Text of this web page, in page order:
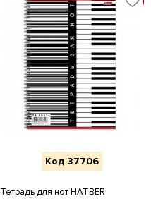
Код 37706
Тетрадь для нот HATBER